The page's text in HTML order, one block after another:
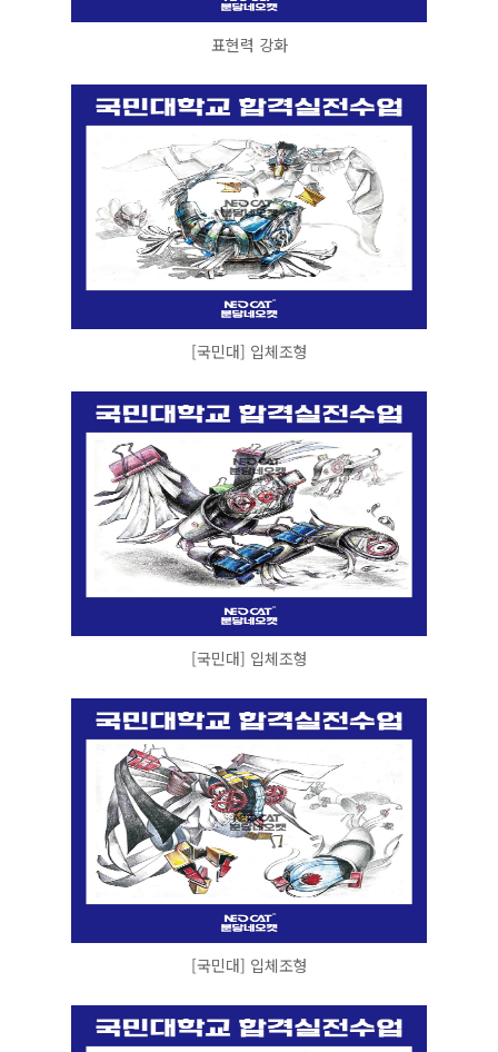
표현력 강화
[국민대] 입체조형
[국민대] 입체조형
[국민대] 입체조형